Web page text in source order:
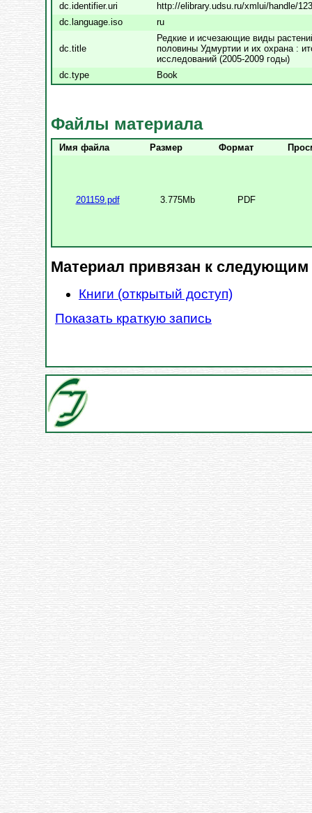
dc.identifier.uri
http://elibrary.udsu.ru/xmlui/handle/
dc.language.iso
ru
dc.title
Редкие и исчезающие виды
половины Удмуртии и их охрана :
исследований (2005-2009 годы)
dc.type
Book
Файлы материала
Имя файла Размер Формат
201159.pdf 3.775Mb PDF
Материал привязан к следующим
Книги (открытый доступ)
Показать краткую запись